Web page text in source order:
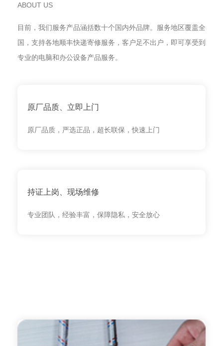
ABOUT US
目前，我们服务产品涵括数十个国内外品牌。服务地区覆盖全
国，支持各地顺丰快递寄修服务，客户足不出户，即可享受到
专业的电脑和办公设备产品服务。
原厂品质、立即上门
原厂品质，严选正品，超长联保，快速上门
持证上岗、现场维修
专业团队，经验丰富，保障隐私，安全放心